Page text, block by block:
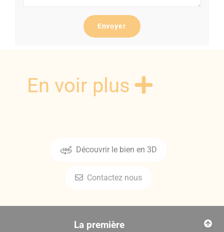
Envoyer
En voir plus
Découvrir le bien en 3D
Contactez nous
La première